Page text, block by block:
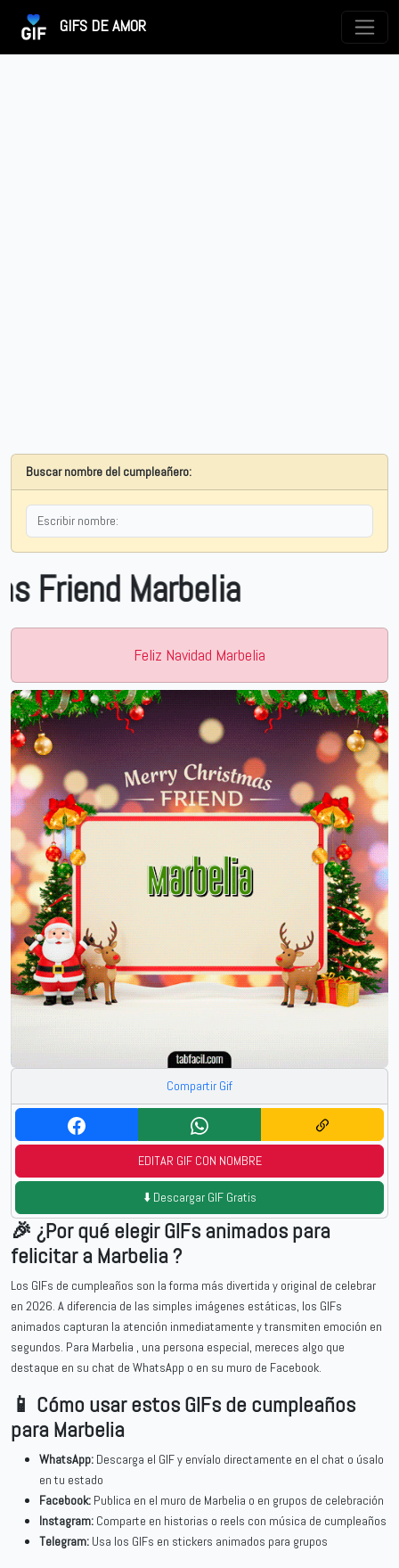
GIFS DE AMOR
Buscar nombre del cumpleañero:
Marbelia
Feliz Navidad Marbelia
Compartir Gif
EDITAR GIF CON NOMBRE
⬇️ Descargar GIF Gratis
🎉 ¿Por qué elegir GIFs animados para
felicitar a Marbelia ?
Los GIFs de cumpleaños son la forma más divertida y original de celebrar
en 2026. A diferencia de las simples imágenes estáticas, los GIFs
animados capturan la atención inmediatamente y transmiten emoción en
segundos. Para Marbelia , una persona especial, mereces algo que
destaque en su chat de WhatsApp o en su muro de Facebook.
📱 Cómo usar estos GIFs de cumpleaños
para Marbelia
WhatsApp: Descarga el GIF y envíalo directamente en el chat o úsalo
en tu estado
Facebook: Publica en el muro de Marbelia o en grupos de celebración
Instagram: Comparte en historias o reels con música de cumpleaños
Telegram: Usa los GIFs en stickers animados para grupos